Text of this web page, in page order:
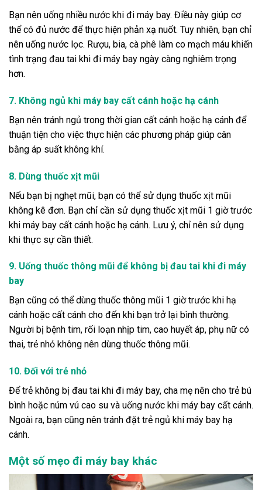
Bạn nên uống nhiều nước khi đi máy bay. Điều này giúp cơ
thể có đủ nước để thực hiện phản xạ nuốt. Tuy nhiên, bạn chỉ
nên uống nước lọc. Rượu, bia, cà phê làm co mạch máu khiến
tình trạng đau tai khi đi máy bay ngày càng nghiêm trọng
hơn.
7. Không ngủ khi máy bay cất cánh hoặc hạ cánh
Bạn nên tránh ngủ trong thời gian cất cánh hoặc hạ cánh để
thuận tiện cho việc thực hiện các phương pháp giúp cân
bằng áp suất không khí.
8. Dùng thuốc xịt mũi
Nếu bạn bị nghẹt mũi, bạn có thể sử dụng thuốc xịt mũi
không kê đơn. Bạn chỉ cần sử dụng thuốc xịt mũi 1 giờ trước
khi máy bay cất cánh hoặc hạ cánh. Lưu ý, chỉ nên sử dụng
khi thực sự cần thiết.
9. Uống thuốc thông mũi để không bị đau tai khi đi máy
bay
Bạn cũng có thể dùng thuốc thông mũi 1 giờ trước khi hạ
cánh hoặc cất cánh cho đến khi bạn trở lại bình thường.
Người bị bệnh tim, rối loạn nhịp tim, cao huyết áp, phụ nữ có
thai, trẻ nhỏ không nên dùng thuốc thông mũi.
10. Đối với trẻ nhỏ
Để trẻ không bị đau tai khi đi máy bay, cha mẹ nên cho trẻ bú
bình hoặc núm vú cao su và uống nước khi máy bay cất cánh.
Ngoài ra, bạn cũng nên tránh đặt trẻ ngủ khi máy bay hạ
cánh.
Một số mẹo đi máy bay khác